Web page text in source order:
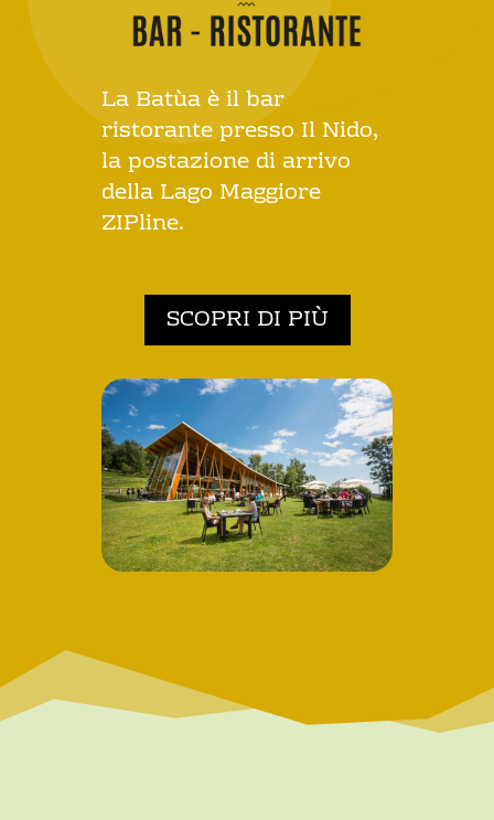
La Batùa è il bar
ristorante presso Il Nido,
la postazione di arrivo
della Lago Maggiore
ZIPline.
SCOPRI DI PIÙ